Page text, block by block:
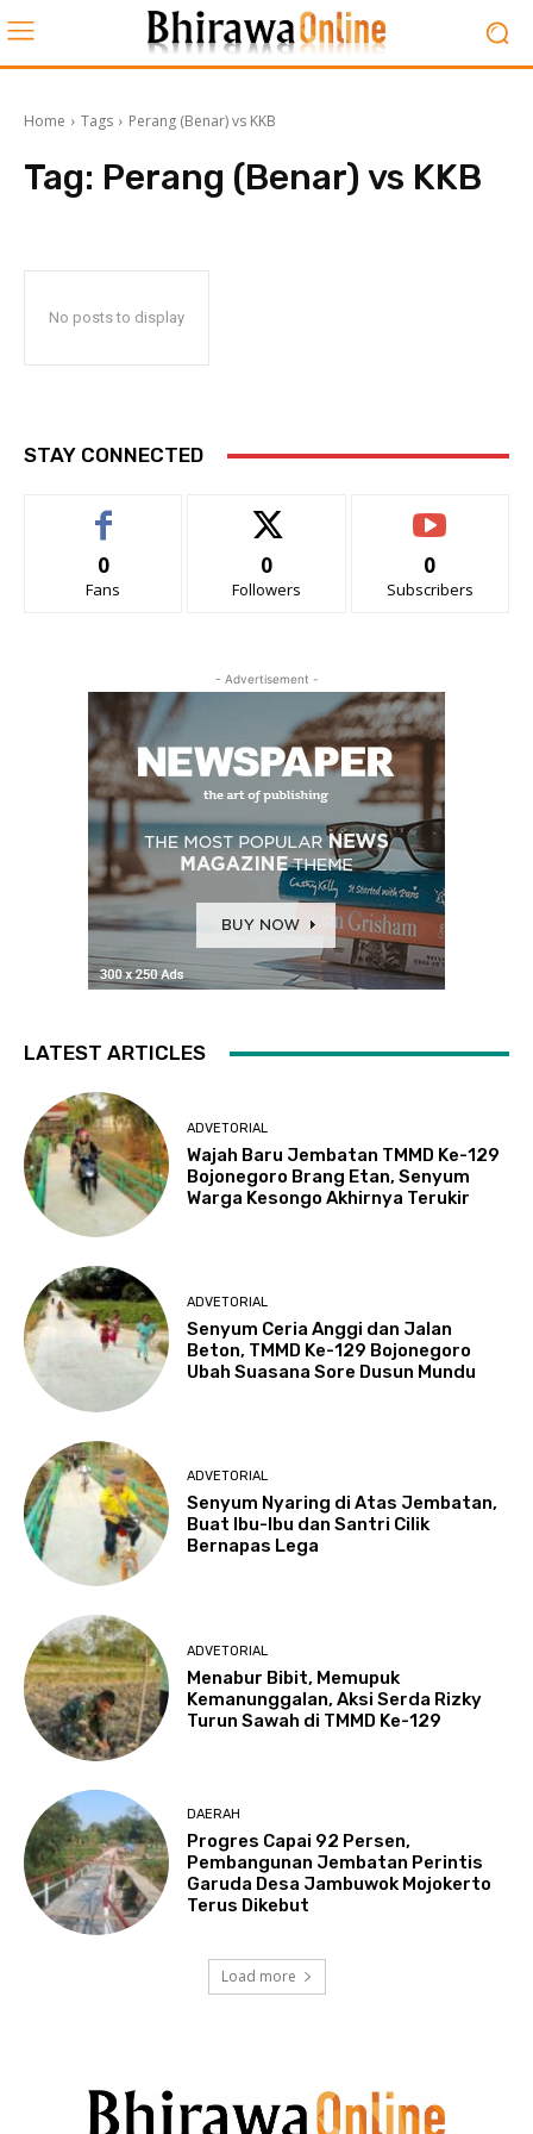
Home Tags Perang (Benar) vs KKB
Tag: Perang (Benar) vs KKB
No posts to display
STAY CONNECTED
0
Fans
0
Followers
0
Subscribers
- Advertisement -
LATEST ARTICLES
ADVETORIAL
Wajah Baru Jembatan TMMD Ke-129
Bojonegoro Brang Etan, Senyum
Warga Kesongo Akhirnya Terukir
ADVETORIAL
Senyum Ceria Anggi dan Jalan
Beton, TMMD Ke-129 Bojonegoro
Ubah Suasana Sore Dusun Mundu
ADVETORIAL
Senyum Nyaring di Atas Jembatan,
Buat Ibu-Ibu dan Santri Cilik
Bernapas Lega
ADVETORIAL
Menabur Bibit, Memupuk
Kemanunggalan, Aksi Serda Rizky
Turun Sawah di TMMD Ke-129
DAERAH
Progres Capai 92 Persen,
Pembangunan Jembatan Perintis
Garuda Desa Jambuwok Mojokerto
Terus Dikebut
Load more